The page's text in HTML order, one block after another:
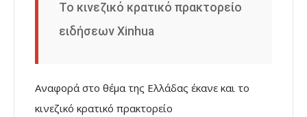
Το κινεζικό κρατικό πρακτορείο
ειδήσεων Xinhua
Αναφορά στο θέμα της Ελλάδας έκανε και το
κινεζικό κρατικό πρακτορείο